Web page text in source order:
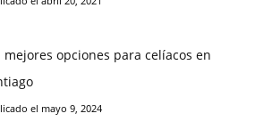
mejores opciones para celíacos en
el mayo 9, 2024